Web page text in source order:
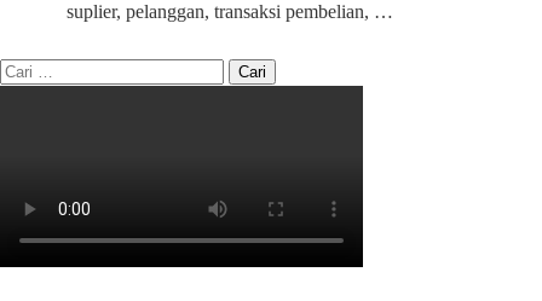
suplier, pelanggan, transaksi pembelian, …